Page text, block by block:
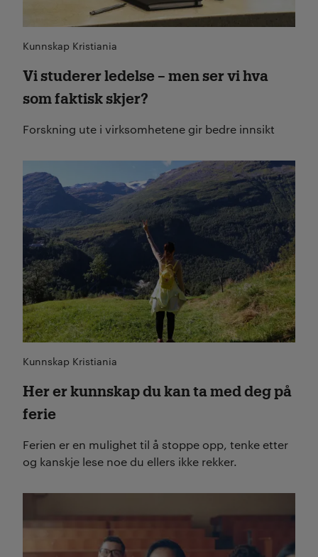
Kunnskap Kristiania
Vi studerer ledelse – men ser vi hva
som faktisk skjer?
Forskning ute i virksomhetene gir bedre innsikt
Kunnskap Kristiania
Her er kunnskap du kan ta med deg på
ferie
Ferien er en mulighet til å stoppe opp, tenke etter
og kanskje lese noe du ellers ikke rekker.
Les mer